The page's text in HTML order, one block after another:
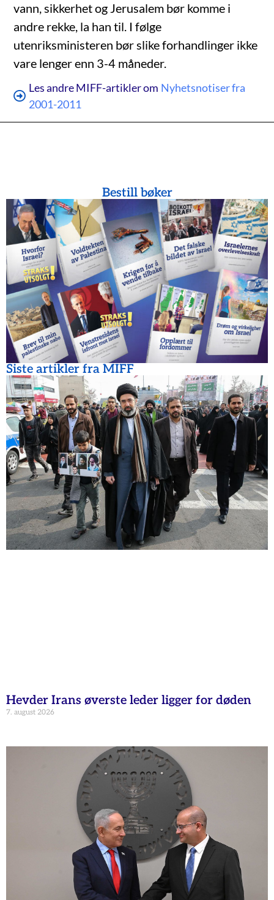
vann, sikkerhet og Jerusalem bør komme i
andre rekke, la han til. I følge
utenriksministeren bør slike forhandlinger ikke
vare lenger enn 3-4 måneder.
Les andre MIFF-artikler om Nyhetsnotiser fra
2001-2011
Bestill bøker
Siste artikler fra MIFF
Hevder Irans øverste leder ligger for døden
7. august 2026